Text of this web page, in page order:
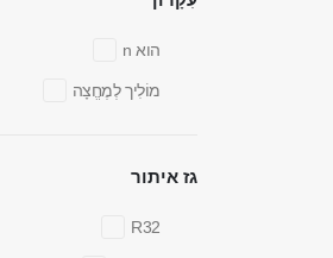
הוא n
מוֹלִיך לְמֶחֱצָה
גז איתור
R32